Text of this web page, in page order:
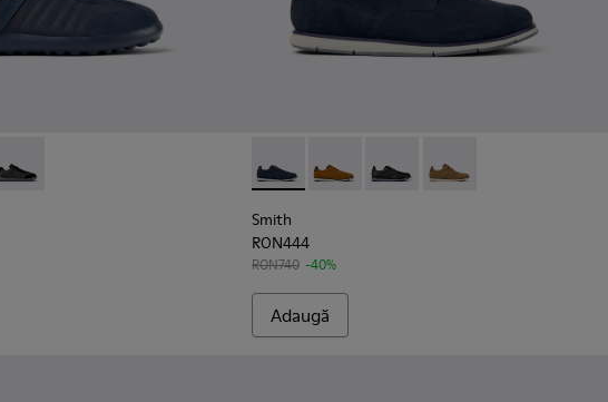
pentru bărbați.001 - Pantofi sport albaștri din material textil și nubuc pentru bărbați.
- K100751-006
XLF - K100751-002 Smith - K100478-018 - Pantofi albaștri din
Smith - K100478-017
Smith - K100478-016
Smith - K100478-004
Smith
RON444
RON740 -40%
Adaugă